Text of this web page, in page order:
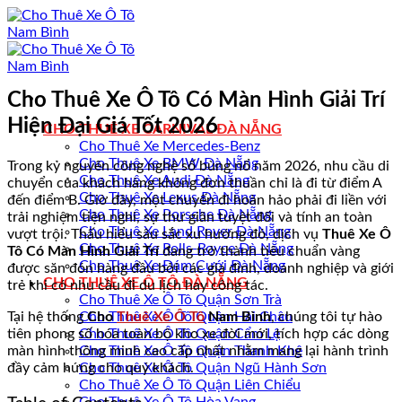
Bỏ
qua
nội
dung
CHO THUÊ XE CARNIVAL ĐÀ NẴNG
Cho Thuê Xe Mercedes-Benz
Cho Thuê Xe BMW Đà Nẵng
Cho Thuê Xe Audi Đà Nẵng
Cho Thuê Xe Lexus Đà Nẵng
Cho Thuê Xe Porsche Đà Nẵng
Cho Thuê Xe Land Rover Đà Nẵng
Cho Thuê Xe Rolls-Royce Đà Nẵng
Cho Thuê Xe Đám Cưới Đà Nẵng
CHO THUÊ XE Ô TÔ ĐÀ NẴNG
Cho Thuê Xe Ô Tô Quận Sơn Trà
Cho Thuê Xe Ô Tô Quận Hải Châu
Cho Thuê Xe Ô Tô Quận Cẩm Lệ
Cho Thuê Xe Ô Tô Quận Thanh Khê
Cho Thuê Xe Ô Tô Quận Ngũ Hành Sơn
Cho Thuê Xe Ô Tô Quận Liên Chiểu
Cho Thuê Xe Ô Tô Có Màn Hình Giải Trí
Hiện Đại Giá Tốt 2026
Trong kỷ nguyên công nghệ số bùng nổ năm 2026, nhu cầu di
chuyển của khách hàng không đơn thuần chỉ là đi từ điểm A
đến điểm B. Giờ đây, một chuyến đi hoàn hảo phải đi liền với
trải nghiệm tiện nghi, sự thư giãn tuyệt đối và tính an toàn
vượt trội. Thấu hiểu sâu sắc xu hướng đó, dịch vụ Thuê Xe Ô
Tô Có Màn Hình Giải Tríđang trở thành tiêu chuẩn vàng
được săn đón hàng đầu bởi các gia đình, doanh nghiệp và giới
trẻ khi có nhu cầu đi du lịch hay công tác.
Tại hệ thốngChoThuê Xe Ô TôNam Bình, chúng tôi tự hào
tiên phong số hóa toàn bộ kho xe đời mới, tích hợp các dòng
màn hình thông minh cao cấp nhất nhằm mang lại hành trình
đầy cảm hứng cho quý khách.